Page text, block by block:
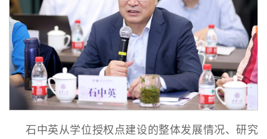
石中英从学位授权点建设的整体发展情况、研究